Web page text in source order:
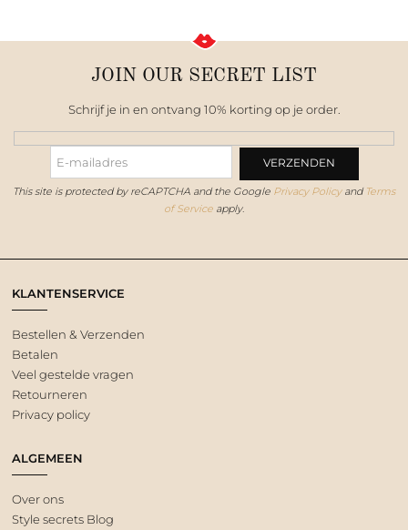
JOIN OUR SECRET LIST
Schrijf je in en ontvang 10% korting op je order.
This site is protected by reCAPTCHA and the Google Privacy Policyand Terms
of Service apply.
KLANTENSERVICE
Bestellen & Verzenden
Betalen
Veel gestelde vragen
Retourneren
Privacy policy
ALGEMEEN
Over ons
Style secrets Blog